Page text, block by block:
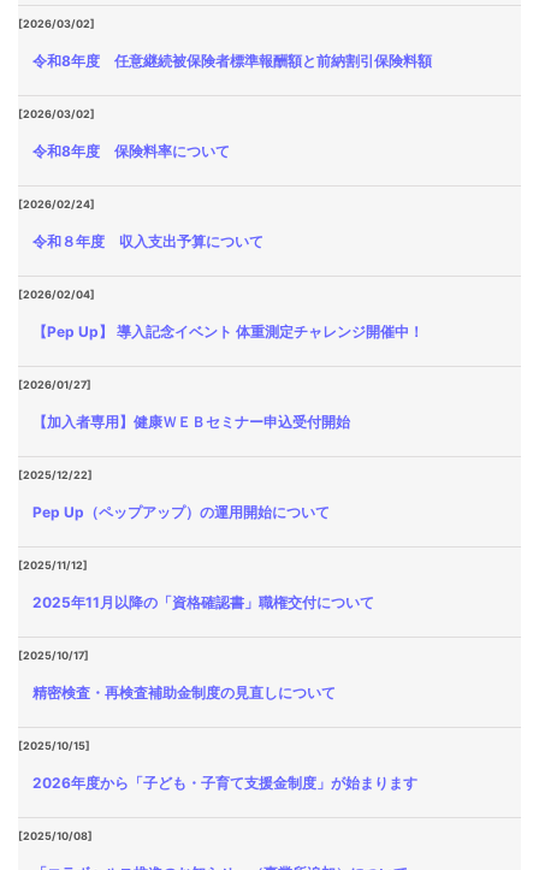
[2026/03/02]
令和8年度 任意継続被保険者標準報酬額と前納割引保険料額
[2026/03/02]
令和8年度 保険料率について
[2026/02/24]
令和８年度 収入支出予算について
[2026/02/04]
【Pep Up】 導入記念イベント 体重測定チャレンジ開催中！
[2026/01/27]
【加入者専用】健康ＷＥＢセミナー申込受付開始
[2025/12/22]
Pep Up（ペップアップ）の運用開始について
[2025/11/12]
2025年11月以降の「資格確認書」職権交付について
[2025/10/17]
精密検査・再検査補助金制度の見直しについて
[2025/10/15]
2026年度から「子ども・子育て支援金制度」が始まります
[2025/10/08]